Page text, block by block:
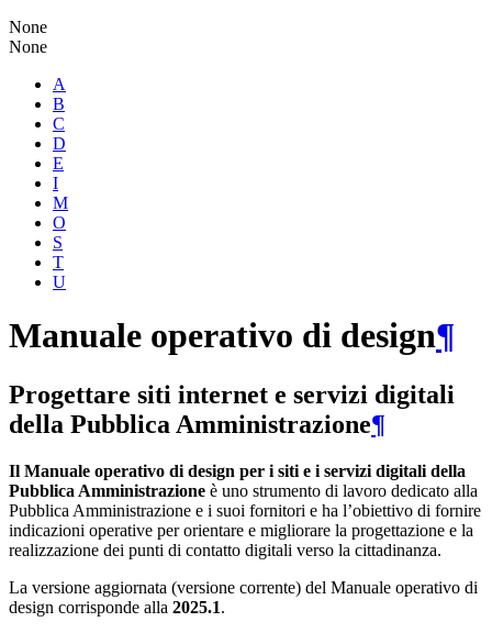
None
None
A
B
C
D
E
I
M
O
S
T
U
Manuale operativo di design¶
Progettare siti internet e servizi digitali
della Pubblica Amministrazione¶
Il Manuale operativo di design per i siti e i servizi digitali della
Pubblica Amministrazione è uno strumento di lavoro dedicato alla
Pubblica Amministrazione e i suoi fornitori e ha l’obiettivo di fornire
indicazioni operative per orientare e migliorare la progettazione e la
realizzazione dei punti di contatto digitali verso la cittadinanza.
La versione aggiornata (versione corrente) del Manuale operativo di
design corrisponde alla 2025.1.